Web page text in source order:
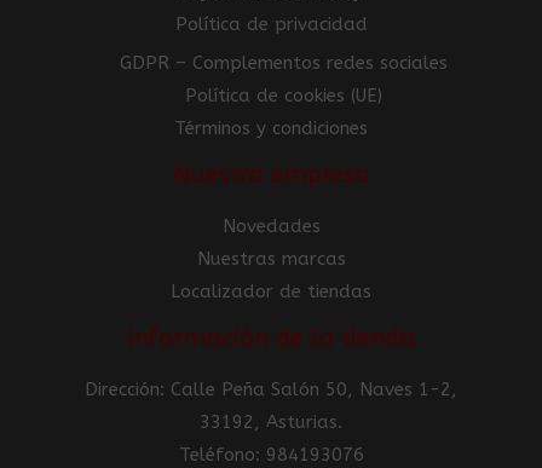
Política de privacidad
GDPR – Complementos redes sociales
Política de cookies (UE)
Términos y condiciones
Nuestra empresa
Novedades
Nuestras marcas
Localizador de tiendas
Información de la tienda
Dirección: Calle Peña Salón 50, Naves 1-2,
33192, Asturias.
Teléfono: 984193076